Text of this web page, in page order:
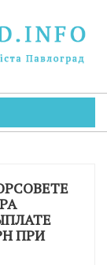
ПРИ